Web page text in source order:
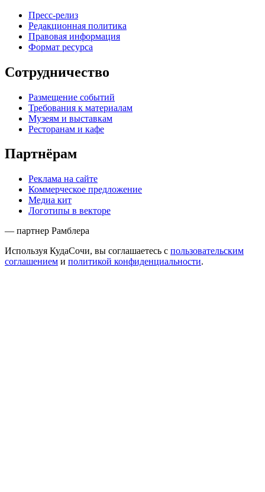
Пресс-релиз
Редакционная политика
Правовая информация
Формат ресурса
Сотрудничество
Размещение событий
Требования к материалам
Музеям и выставкам
Ресторанам и кафе
Партнёрам
Реклама на сайте
Коммерческое предложение
Медиа кит
Логотипы в векторе
— партнер Рамблера
Используя КудаСочи, вы соглашаетесь с пользовательским
соглашением и политикой конфиденциальности.